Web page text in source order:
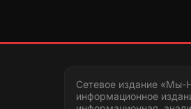
Сетевое издание
информационное